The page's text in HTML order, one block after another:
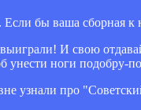
бы ваша сборная
И свою
ноги подобру-
узнали про